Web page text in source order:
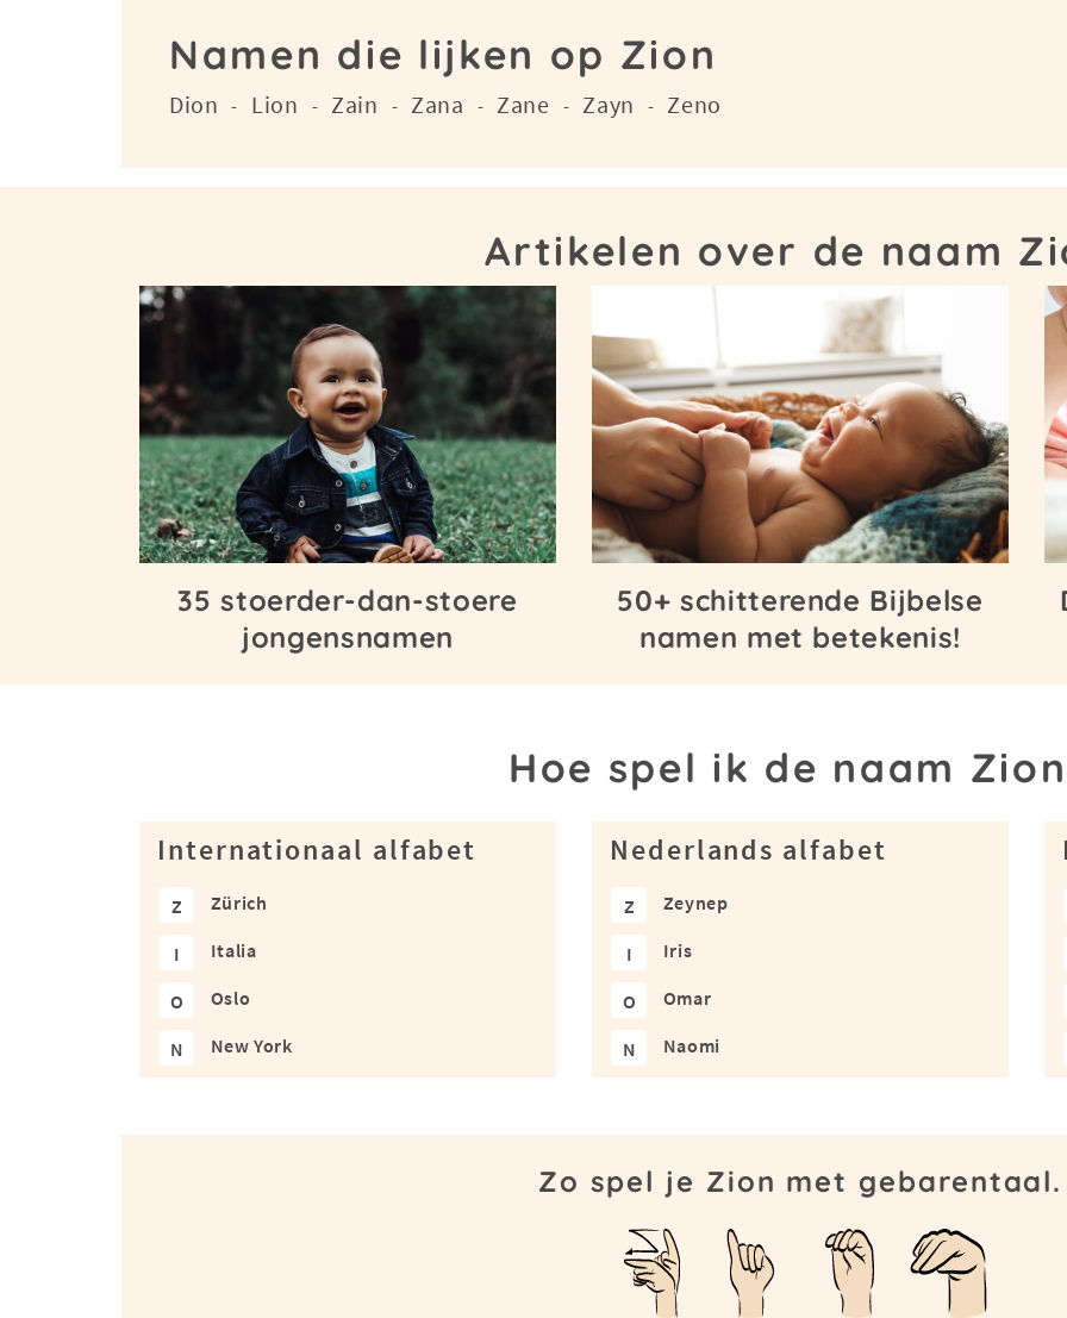
Namen die lijken op Zion
Dion - Lion - Zain - Zana - Zane - Zayn - Zeno
Artikelen over de naam
35 stoerder-dan-stoere
jongensnamen
50+ schitterende Bijbelse
namen met betekenis!
Hoe spel ik de naam
Internationaal alfabet
Z Zürich
I Italia
O Oslo
N New York
Nederlands alfabet
Z Zeynep
I Iris
O Omar
N Naomi
Zo spel je Zion met gebarentaal.